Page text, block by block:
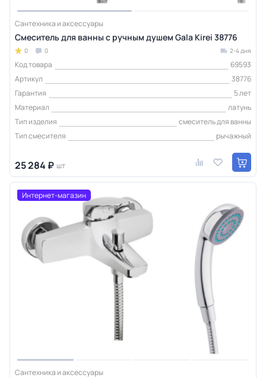
Сантехника и аксессуары
Смеситель для ванны с ручным душем Gala Kirei 38776
0 0 2-4 дня
Код товара
69593
Артикул
38776
Гарантия
5 лет
Материал
латунь
Тип изделия
смеситель для ванны
Тип смесителя
рычажный
25 284 ₽ шт
Интернет-магазин
Сантехника и аксессуары